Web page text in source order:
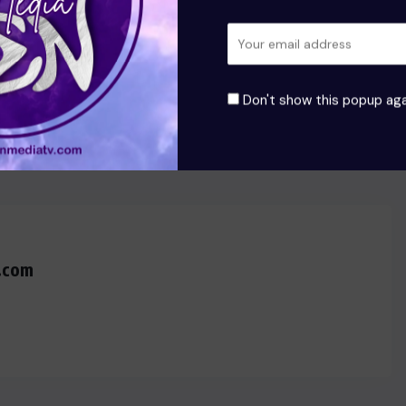
Don't show this popup
officiellement de l’OMS